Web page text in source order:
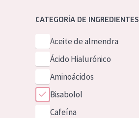
CATEGORÍA DE INGREDIENTES
Aceite de almendra
Ácido Hialurónico
Aminoácidos
Bisabolol
Cafeína